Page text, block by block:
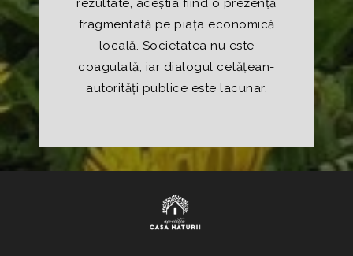
fragmentată pe piața economică
locală. Societatea nu este
coagulată, iar dialogul cetățean-
autorități publice este lacunar.